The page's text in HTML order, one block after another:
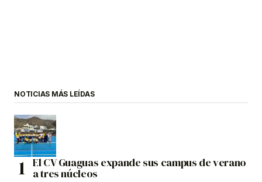
NOTICIAS MÁS LEÍDAS
El CV Guaguas expande sus campus de verano
a tres núcleos